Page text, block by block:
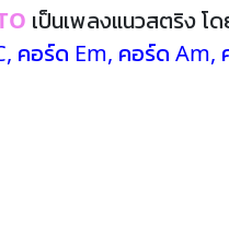
เป็นเพลงแนวสตริง โ
, คอร์ด Em, คอร์ด Am,